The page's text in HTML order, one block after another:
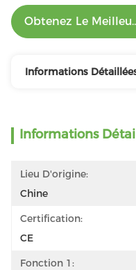
Obtenez Le
Informations
Informations
Lieu D'origine:
Chine
Certification:
CE
Fonction 1: